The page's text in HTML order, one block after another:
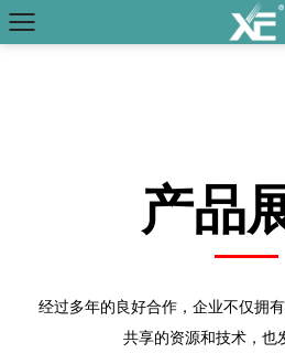
产品
经过多年的良好合作，企业不仅拥
共享的资源和技术，也